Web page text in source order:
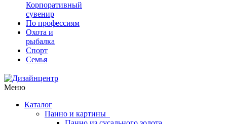
Корпоративный
сувенир
По профессиям
Охота и
рыбалка
Спорт
Семья
Меню
Каталог
Панно и картины